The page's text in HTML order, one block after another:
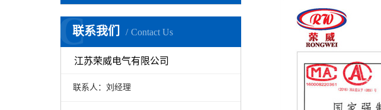
联系我们 Contact Us
C
江苏荣威电气有限公司
联系人：刘经理